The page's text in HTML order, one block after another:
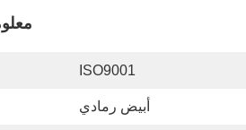
ISO9001
أبيض رمادي